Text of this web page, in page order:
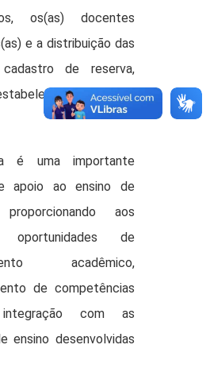
os(as) docentes
e a distribuição das
de reserva,
no edital
é uma importante
apoio ao ensino de
proporcionando aos
oportunidades de
acadêmico,
de competências
com as
ensino desenvolvidas